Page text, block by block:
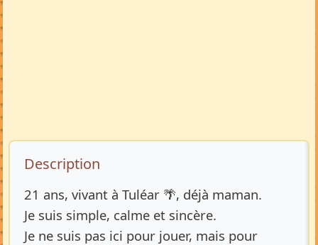
Description de l’annonce
Description
21 ans, vivant à Tuléar 🌴, déjà maman.
Je suis simple, calme et sincère.
Je ne suis pas ici pour jouer, mais pour